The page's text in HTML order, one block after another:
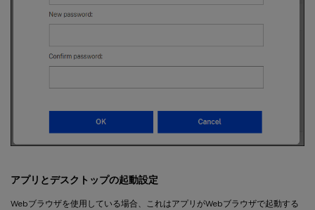
アプリとデスクトップの起動設定
Webブラウザを使用している場合、これはアプリがWebブラウザで起動する